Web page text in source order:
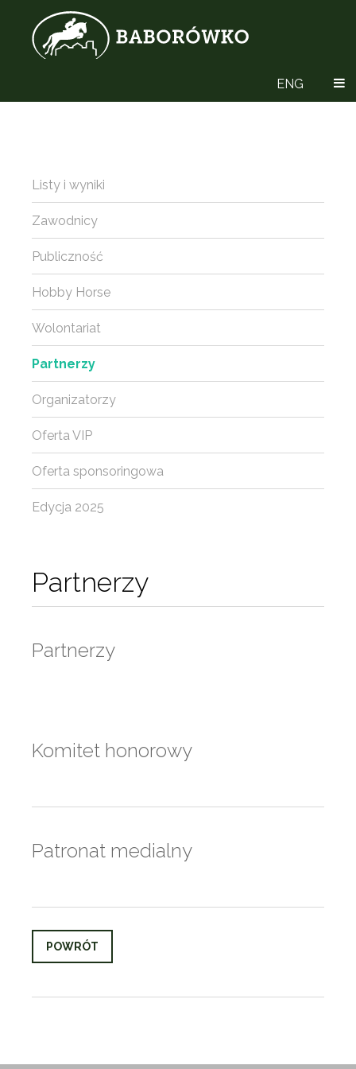
ENG
Partnerzy
Partnerzy
Komitet honorowy
Patronat medialny
POWRÓT
Listy i wyniki
Zawodnicy
Publiczność
Hobby Horse
Wolontariat
Partnerzy
Organizatorzy
Oferta VIP
Oferta sponsoringowa
Edycja 2025